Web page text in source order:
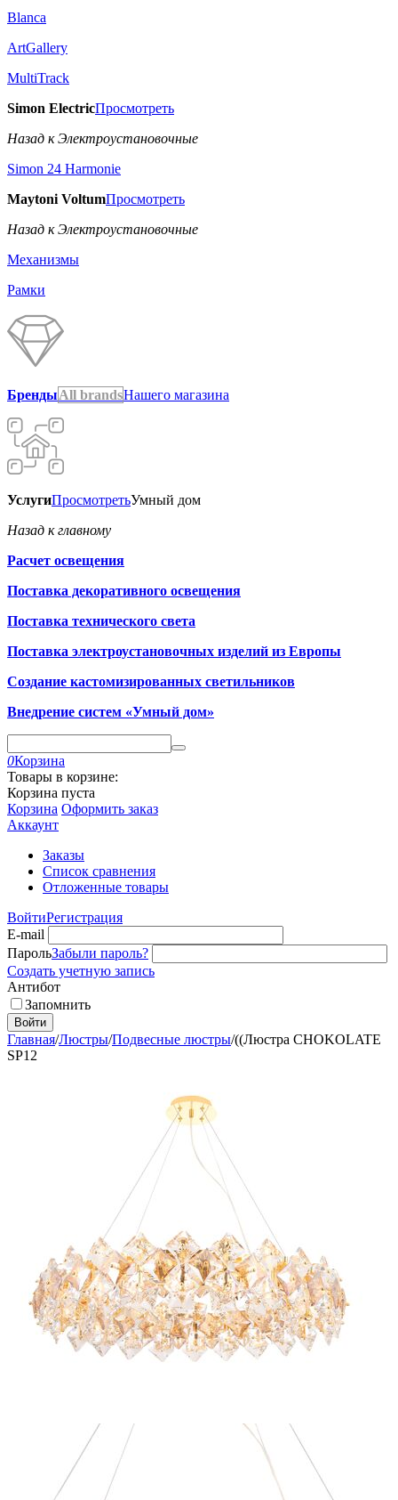
Blanca
ArtGallery
MultiTrack
Simon ElectricПросмотреть
Назад к Электроустановочные
Simon 24 Harmonie
Maytoni VoltumПросмотреть
Назад к Электроустановочные
Механизмы
Рамки
БрендыAll brandsНашего магазина
УслугиПросмотретьУмный дом
Назад к главному
Расчет освещения
Поставка декоративного освещения
Поставка технического света
Поставка электроустановочных изделий из Европы
Создание кастомизированных светильников
Внедрение систем «Умный дом»
0Корзина
Товары в корзине:
Корзина пуста
Корзина Оформить заказ
Аккаунт
Заказы
Список сравнения
Отложенные товары
ВойтиРегистрация
E-mail
ПарольЗабыли пароль?
Создать учетную запись
Антибот
Запомнить
Войти
Главная/Люстры/Подвесные люстры/((Люстра CHOKOLATE
SP12